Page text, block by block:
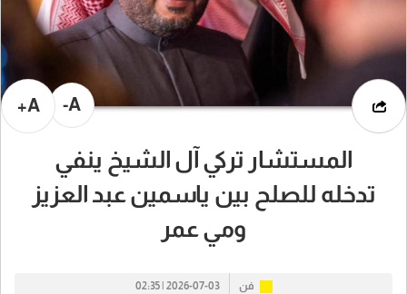
A-
A+
المستشار تركي آل الشيخ ينفي
تدخله للصلح بين ياسمين عبد العزيز
ومي عمر
فن 2026-07-03 | 02:35